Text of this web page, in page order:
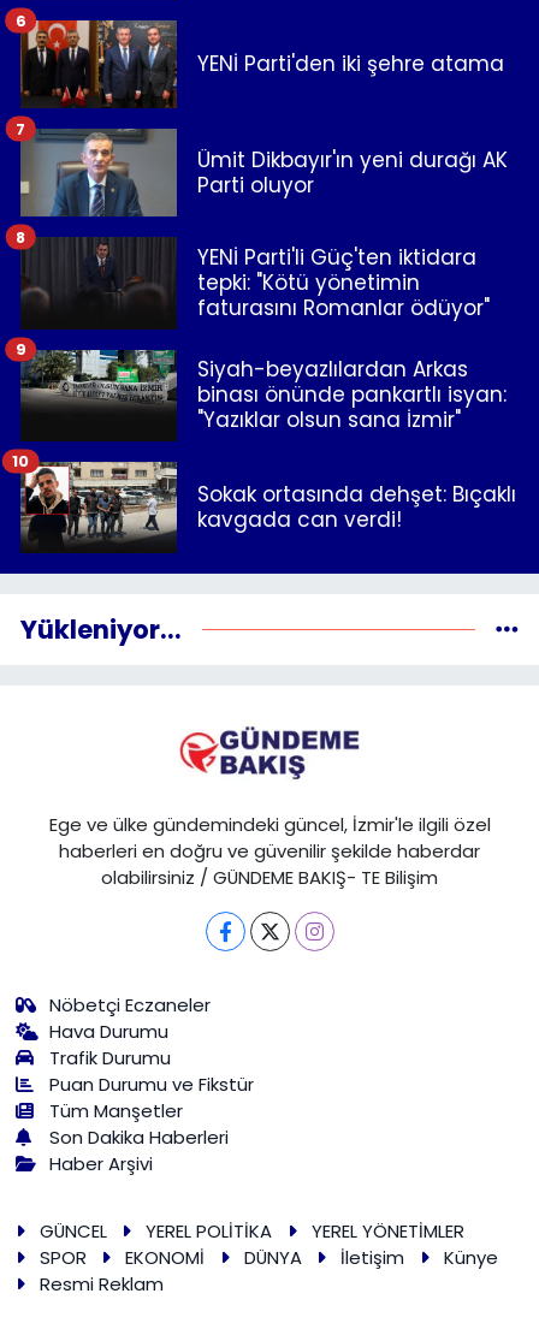
YENİ Parti'den iki şehre atama
6
Ümit Dikbayır'ın yeni durağı AK
Parti oluyor
7
YENİ Parti'li Güç'ten iktidara
tepki: "Kötü yönetimin
faturasını Romanlar ödüyor"
8
Siyah-beyazlılardan Arkas
binası önünde pankartlı isyan:
"Yazıklar olsun sana İzmir"
9
Sokak ortasında dehşet: Bıçaklı
kavgada can verdi!
10
Yükleniyor...
Ege ve ülke gündemindeki güncel, İzmir'le ilgili özel
haberleri en doğru ve güvenilir şekilde haberdar
olabilirsiniz / GÜNDEME BAKIŞ- TE Bilişim
Nöbetçi Eczaneler
Hava Durumu
Trafik Durumu
Puan Durumu ve Fikstür
Tüm Manşetler
Son Dakika Haberleri
Haber Arşivi
GÜNCEL YEREL POLİTİKA
YEREL YÖNETİMLER
SPOR
EKONOMİ DÜNYA İletişim
Künye
Resmi Reklam